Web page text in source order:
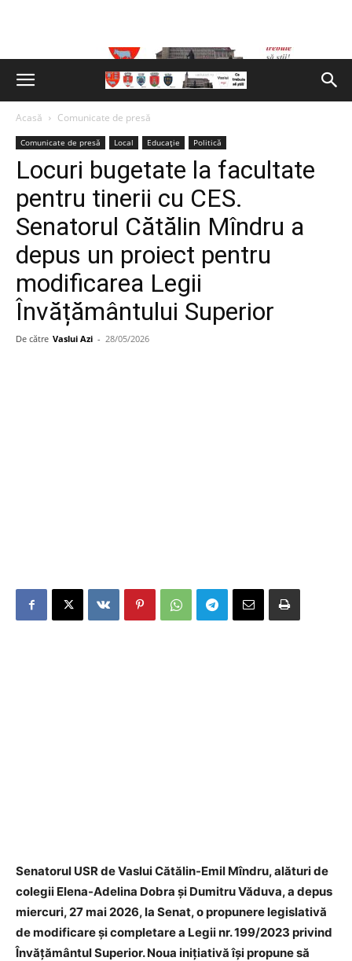
Acasă Comunicate de presă
Comunicate de presă Local Educație Politică
Locuri bugetate la facultate
pentru tinerii cu CES.
Senatorul Cătălin Mîndru a
depus un proiect pentru
modificarea Legii
Învățământului Superior
De către Vaslui Azi - 28/05/2026
Senatorul USR de Vaslui Cătălin-Emil Mîndru, alături de
colegii Elena-Adelina Dobra și Dumitru Văduva, a depus
miercuri, 27 mai 2026, la Senat, o propunere legislativă
de modificare și completare a Legii nr. 199/2023 privind
Învățământul Superior. Noua inițiativă își propune să